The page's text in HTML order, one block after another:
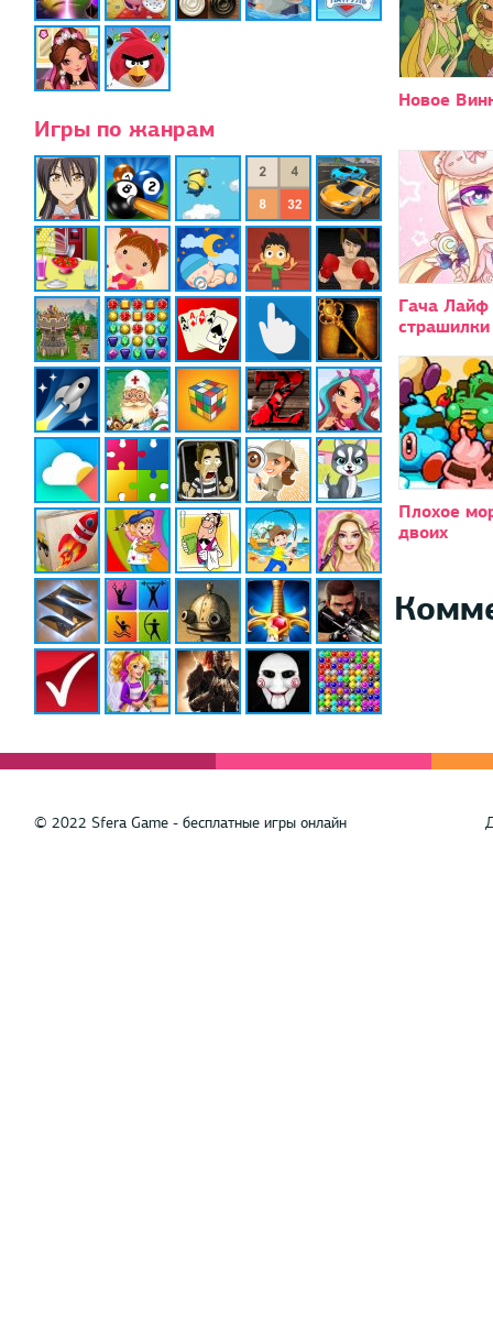
Игры по жанрам
Новое
Гача Лайф
страшилки
Плохое
двоих
© 2022 Sfera Game - бесплатные игры онлайн